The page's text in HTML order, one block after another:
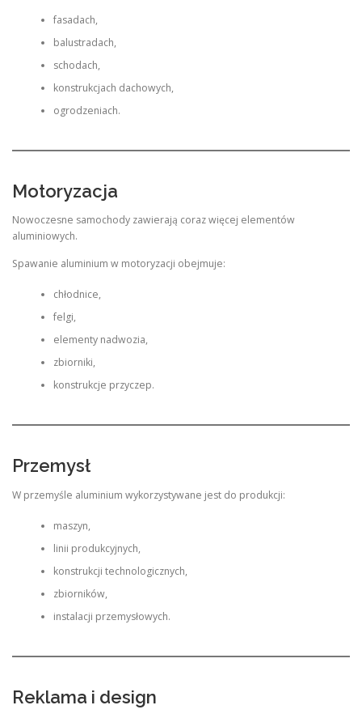
fasadach,
balustradach,
schodach,
konstrukcjach dachowych,
ogrodzeniach.
Motoryzacja
Nowoczesne samochody zawierają coraz więcej elementów
aluminiowych.
Spawanie aluminium w motoryzacji obejmuje:
chłodnice,
felgi,
elementy nadwozia,
zbiorniki,
konstrukcje przyczep.
Przemysł
W przemyśle aluminium wykorzystywane jest do produkcji:
maszyn,
linii produkcyjnych,
konstrukcji technologicznych,
zbiorników,
instalacji przemysłowych.
Reklama i design